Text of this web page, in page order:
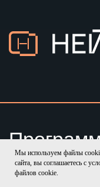
Мы используем файлы
сайта, вы соглашаетесь с
файлов cookie.